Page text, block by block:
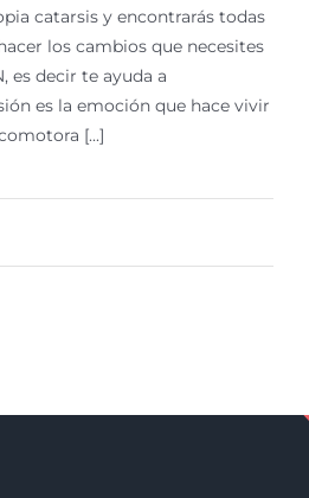
catarsis y encontrarás todas
los cambios que necesites
es decir te ayuda a
es la emoción que hace vivir
[...]